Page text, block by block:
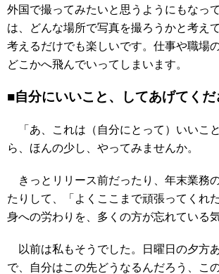
外国で撮ってみたいと思うようにもなっ
は、どんな場所で写真を撮ろうかと考え
考えるだけでも楽しいです。仕事や職場
どこかへ飛んでいってしまいます。
■自分にいいこと、してあげてくだ
「あ、これは（自分にとって）いいこ
ら、ほんの少し、やってみませんか。
きっとリリース前だったり、年末業務
たりして、「よくここまで頑張ってくれ
身への労わりを、多くの方が忘れている
以前は私もそうでした。日曜日の夕方
で、自分はこの先どうなるんだろう、こ